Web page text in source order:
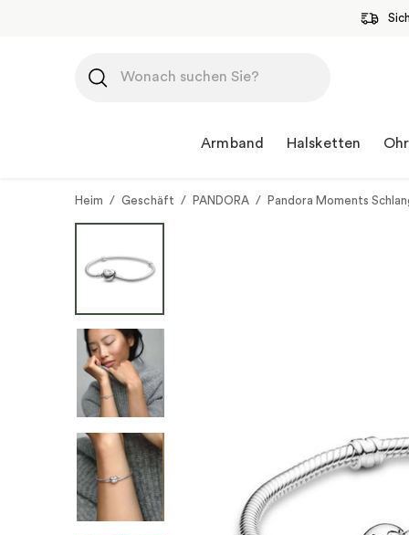
Inhalt
springen
Armband Halsketten
Heim / Geschäft / PANDORA / Pandora Moments